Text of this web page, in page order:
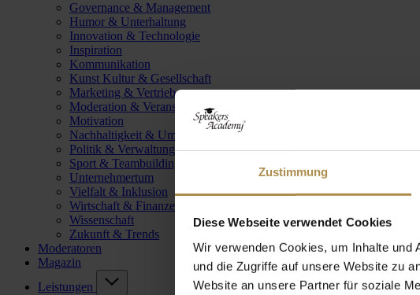
Zustimmung
Diese Webseite verwendet Cookies
Wir verwenden Cookies, um Inhalte und
und die Zugriffe auf unsere Website zu
Website an unsere Partner für soziale
Governance & Management
Humor & Unterhaltung
Innovation & Technologie
Inspiration
Kommunikation
Kunst Kultur & Gesellschaft
Marketing & Vertrieb
Moderation & Veranstaltungsleitung
Motivation
Nachhaltigkeit & Umwelt
Politik & Verwaltung
Sport & Teambuilding
Unternehmertum
Vielfalt & Inklusion
Wirtschaft & Finanzen
Wissenschaft
Zukunft & Trends
Moderatoren
Magazin
Leistungen